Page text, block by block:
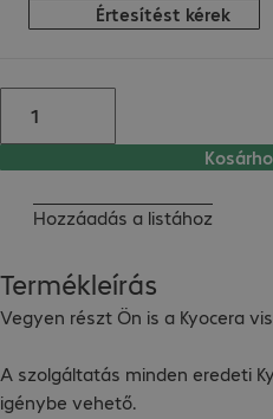
Értesítést kérek
Hozzáadás a listához
Termékleírás
Vegyen részt Ön is a Kyocera
A szolgáltatás minden eredeti
igénybe vehető.